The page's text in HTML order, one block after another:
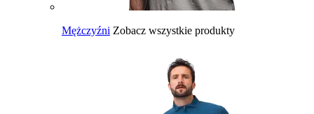
Mężczyźni Zobacz wszystkie produkty